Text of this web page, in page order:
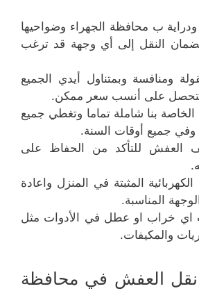
ب محافظة الجهراء وضواحيها
النقل إلى أي وجهة قد ترغب
ومنافسة وبمتناول أيدي الجميع
ستحصل على أنسب سعر ممكن.
بنا شاملة تماما وتغطي جميع
وفي جميع أوقات السنة.
العفش للتأكد من الحفاظ على
المثبتة في المنزل واعادة
المناسبة.
اي خراب او عطل في الأدوات مثل
والمكيفات.
نقل العفش في محافظة